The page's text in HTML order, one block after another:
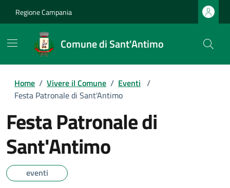
Regione Campania
Comune di Sant'Antimo
Home / Vivere il Comune / Eventi /
Festa Patronale di Sant'Antimo
Festa Patronale di
Sant'Antimo
eventi